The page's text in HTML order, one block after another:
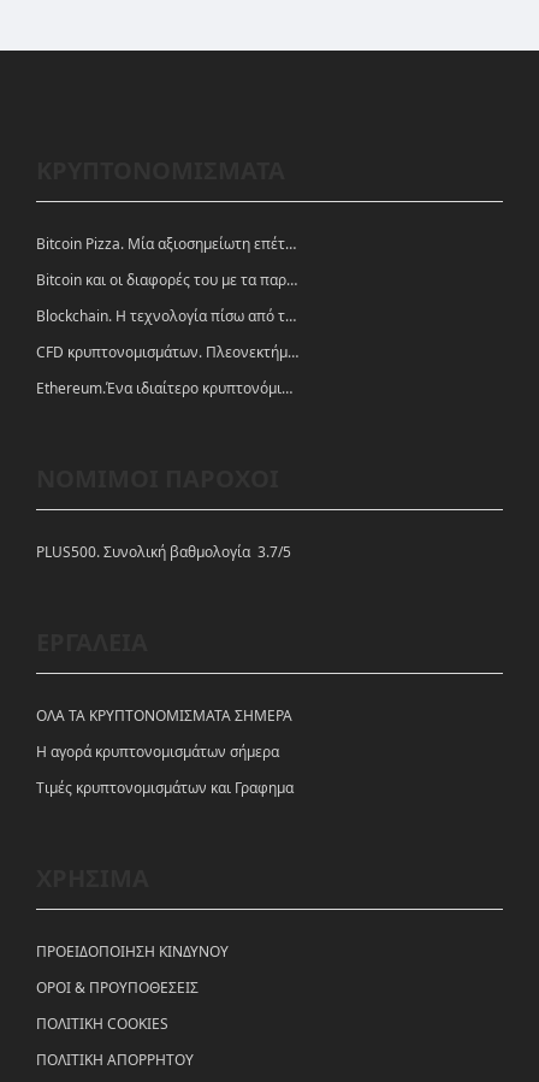
Bitcoin Pizza. Μία αξιοσημείωτη επέτειος.
Bitcoin και οι διαφορές του με τα παραδοσιακά νομίσματα
Blockchain. Η τεχνολογία πίσω από τα κρυπτονομίσματα
CFD κρυπτονομισμάτων. Πλεονεκτήματα και ευκαιρίες
Ethereum.Ένα ιδιαίτερο κρυπτονόμισμα-πλατφόρμα
PLUS500. Συνολική βαθμολογία 3.7/5
ΟΛΑ ΤΑ ΚΡΥΠΤΟΝΟΜΙΣΜΑΤΑ ΣΗΜΕΡΑ
Η αγορά κρυπτονομισμάτων σήμερα
Tιμές κρυπτονομισμάτων και Γραφημα
ΠΡΟΕΙΔΟΠΟΙΗΣΗ ΚΙΝΔΥΝΟΥ
ΟΡΟΙ & ΠΡΟΥΠΟΘΕΣΕΙΣ
ΠΟΛΙΤΙΚΗ COOKIES
ΠΟΛΙΤΙΚΗ ΑΠΟΡΡΗΤΟΥ